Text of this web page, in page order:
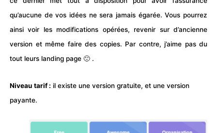
qu’aucune de vos idées ne sera jamais égarée. Vous pourrez
ainsi voir les modifications opérées, revenir sur d’ancienne
version et même faire des copies. Par contre, j’aime pas du
tout leurs landing page 🙁 .
Niveau tarif : il existe une version gratuite, et une version
payante.